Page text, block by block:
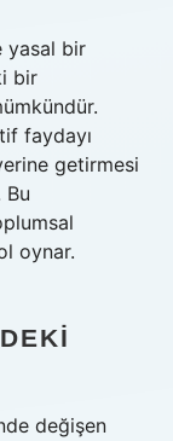
yasal bir
bir
faydayı
getirmesi
oynar.
değişen